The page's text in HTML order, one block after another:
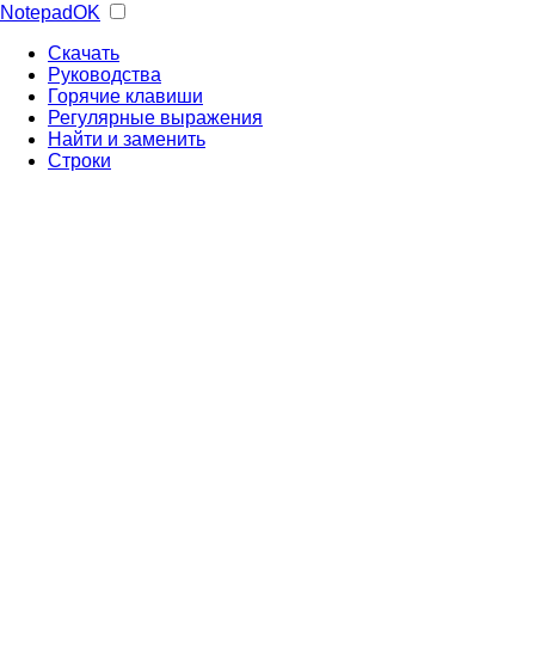
NotepadOK
Скачать
Руководства
Горячие клавиши
Регулярные выражения
Найти и заменить
Строки